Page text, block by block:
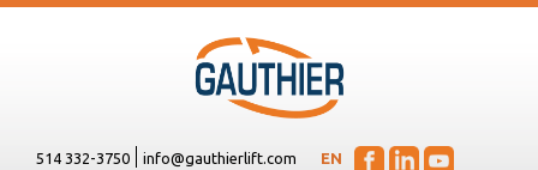
514 332-3750 info@gauthierlift.com EN